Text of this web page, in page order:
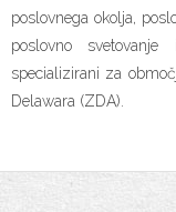
poslovnega okolja,
poslovno
specializirani za
Delawara (ZDA).